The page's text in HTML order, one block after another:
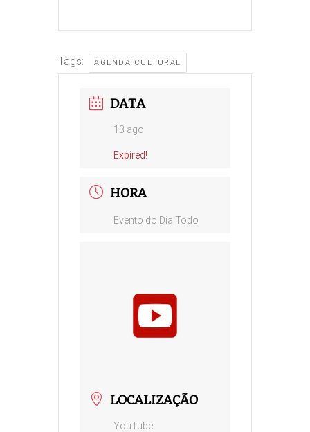
Tags: AGENDA CULTURAL
DATA
13 ago
Expired!
HORA
Evento do Dia Todo
LOCALIZAÇÃO
YouTube